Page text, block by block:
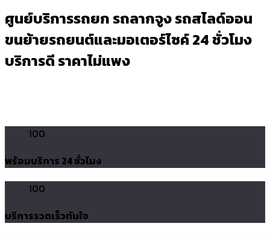
ศูนย์บริการรถยก รถลากจูง รถสไลด์ออน
ขนย้ายรถยนต์และมอเตอร์ไซค์ 24 ชั่วโมง
บริการดี ราคาไม่แพง
100
พร้อมบริการ 24 ชั่วโมง
100
บริการรวดเร็วทันใจ